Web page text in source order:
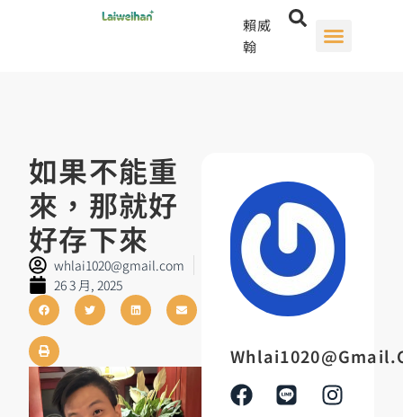
賴威
翰
如果不能重
來，那就好
好存下來
whlai1020@gmail.com
26 3 月, 2025